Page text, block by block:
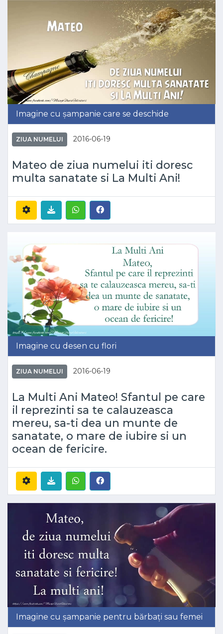
Imagine cu șampanie care se deschide
ZIUA NUMELUI 2016-06-19
Mateo de ziua numelui iti doresc
multa sanatate si La Multi Ani!
Imagine cu desen cu flori
ZIUA NUMELUI 2016-06-19
La Multi Ani Mateo! Sfantul pe care
il reprezinti sa te calauzeasca
mereu, sa-ti dea un munte de
sanatate, o mare de iubire si un
ocean de fericire.
Imagine cu șampanie pentru bărbați sau femei